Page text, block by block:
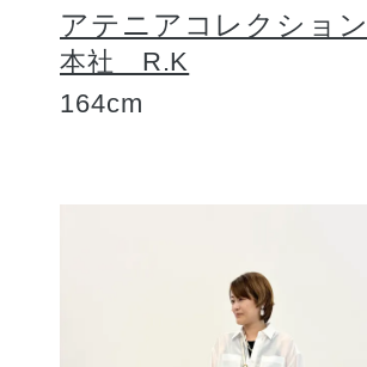
アテニアコレクション
本社 R.K
164cm